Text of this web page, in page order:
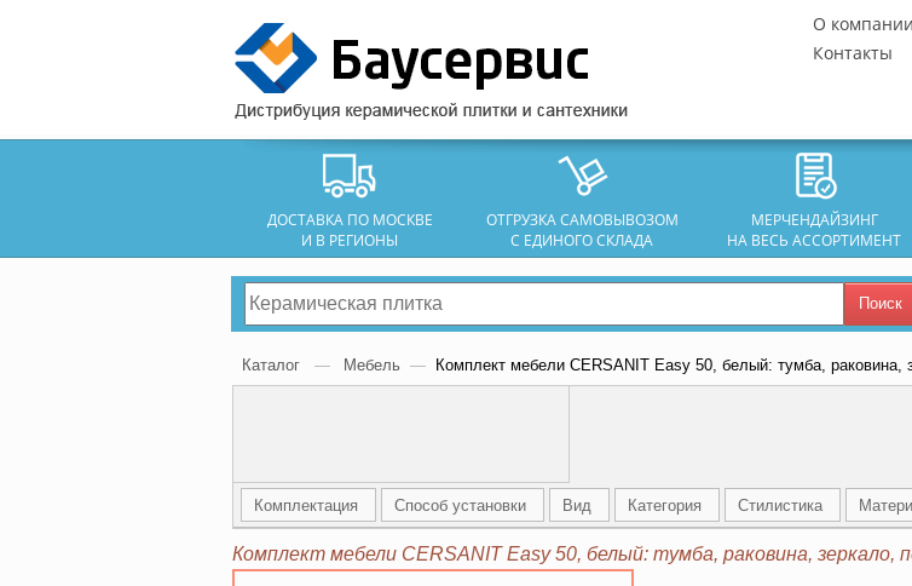
О компании
Контакты
ДОСТАВКА ПО МОСКВЕ
И В РЕГИОНЫ
ОТГРУЗКА САМОВЫВОЗОМ
С ЕДИНОГО СКЛАДА
МЕРЧЕНДАЙЗИНГ
НА ВЕСЬ АССОРТИМЕНТ
Поиск
Каталог — Мебель — Комплект мебели CERSANIT Easy 50, белый: тумба, раковина,
Комплектация Способ установки Вид Категория Стилистика
Комплект мебели CERSANIT Easy 50, белый: тумба, раковина, зеркало,